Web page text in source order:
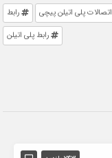
اتصالات پلی اتیلن پیچی
رابط
رابط پلی اتیلن